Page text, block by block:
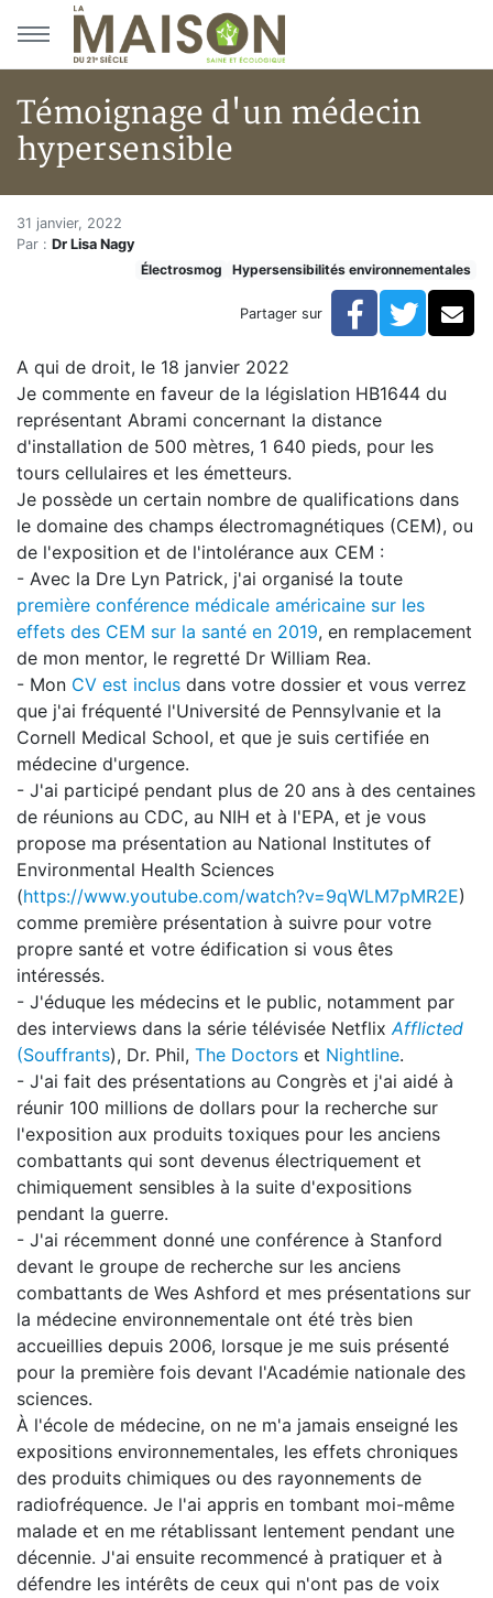
Aller au menu principal
Aller au contenu principal
Témoignage d'un médecin
hypersensible
Accueil
Articles
Électrosmog
Témoignage d'un médecin hypersensible
Témoignage d'un médecin
31 janvier, 2022
Par : Dr Lisa Nagy
Électrosmog
Hypersensibilités environnementales
Partager sur Facebook
A qui de droit, le 18 janvier 2022
Je commente en faveur de la législation HB1644 du
représentant Abrami concernant la distance
d'installation de 500 mètres, 1 640 pieds, pour les
tours cellulaires et les émetteurs.
Je possède un certain nombre de qualifications dans
le domaine des champs électromagnétiques (CEM), ou
de l'exposition et de l'intolérance aux CEM :
- Avec la Dre Lyn Patrick, j'ai organisé la toute
première conférence médicale américaine sur les
effets des CEM sur la santé en 2019, en remplacement
de mon mentor, le regretté Dr William Rea.
- Mon CV est inclus dans votre dossier et vous verrez
que j'ai fréquenté l'Université de Pennsylvanie et la
Cornell Medical School, et que je suis certifiée en
médecine d'urgence.
- J'ai participé pendant plus de 20 ans à des centaines
de réunions au CDC, au NIH et à l'EPA, et je vous
propose ma présentation au National Institutes of
Environmental Health Sciences
(https://www.youtube.com/watch?v=9qWLM7pMR2E)
comme première présentation à suivre pour votre
propre santé et votre édification si vous êtes
intéressés.
- J'éduque les médecins et le public, notamment par
des interviews dans la série télévisée NetflixAfflicted
(Souffrants), Dr. Phil, The Doctors et Nightline.
- J'ai fait des présentations au Congrès et j'ai aidé à
réunir 100 millions de dollars pour la recherche sur
l'exposition aux produits toxiques pour les anciens
combattants qui sont devenus électriquement et
chimiquement sensibles à la suite d'expositions
pendant la guerre.
- J'ai récemment donné une conférence à Stanford
devant le groupe de recherche sur les anciens
combattants de Wes Ashford et mes présentations sur
la médecine environnementale ont été très bien
accueillies depuis 2006, lorsque je me suis présenté
pour la première fois devant l'Académie nationale des
sciences.
À l'école de médecine, on ne m'a jamais enseigné les
expositions environnementales, les effets chroniques
des produits chimiques ou des rayonnements de
radiofréquence. Je l'ai appris en tombant moi-même
malade et en me rétablissant lentement pendant une
décennie. J'ai ensuite recommencé à pratiquer et à
défendre les intérêts de ceux qui n'ont pas de voix